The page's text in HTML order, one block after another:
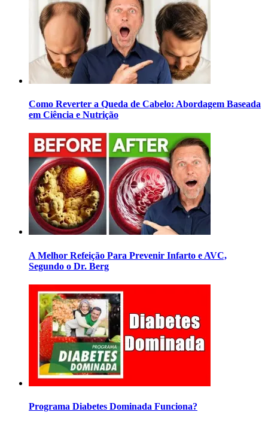
Como Reverter a Queda de Cabelo: Abordagem Baseada
em Ciência e Nutrição
A Melhor Refeição Para Prevenir Infarto e AVC,
Segundo o Dr. Berg
Programa Diabetes Dominada Funciona?